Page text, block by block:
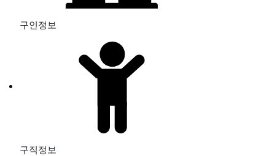
구인정보
구직정보